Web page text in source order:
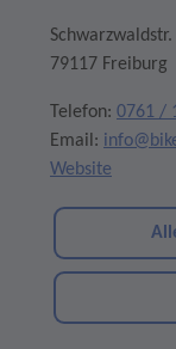
Schwarzwaldstr.
79117 Freiburg
Telefon: 0761 /
Email:
Website